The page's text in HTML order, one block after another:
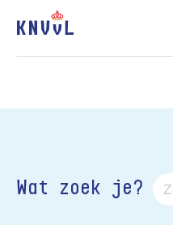
Wat zoek je?